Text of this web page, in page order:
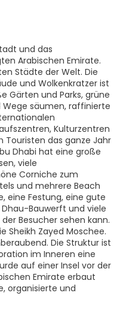
und das
Arabischen Emirate.
Städte der Welt. Die
und Wolkenkratzer ist
Gärten und Parks, grüne
Wege säumen, raffinierte
Kulturzentren
das ganze Jahr
Dhabi hat eine große
viele
Corniche zum
und mehrere Beach
eine Festung, eine gute
Bauwerft und viele
Besucher sehen kann.
Sheikh Zayed Moschee.
Die Struktur ist
im Inneren eine
auf einer Insel vor der
Emirate erbaut
organisierte und